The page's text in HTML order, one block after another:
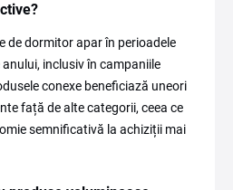
de dormitor apar în perioadele
inclusiv în campaniile
conexe beneficiază uneori
față de alte categorii, ceea ce
semnificativă la achiziții mai